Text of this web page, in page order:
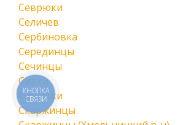
Севрюки
Селичев
Сербиновка
Серединцы
Сечинцы
Сивки
Синютки
Скаржинцы
КНОПКА
СВЯЗИ